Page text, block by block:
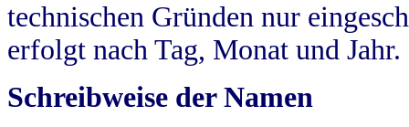
technischen Gründen nur
erfolgt nach Tag, Monat und Jahr.
Schreibweise der Namen